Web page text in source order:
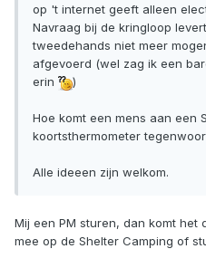
op 't internet geeft alleen
Navraag bij de kringloop
tweedehands niet meer
afgevoerd (wel zag ik een
erin
)
Hoe komt een mens aan een
koortsthermometer
Alle ideeen zijn welkom.
Mij een PM sturen, dan komt het
mee op de Shelter Camping of